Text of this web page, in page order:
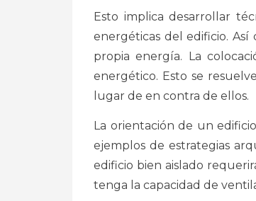
Esto implica desarrollar
energéticas del edificio.
propia energía. La
energético. Esto se
lugar de en contra de ellos.
La orientación de un
ejemplos de estrategias
edificio bien aislado
tenga la capacidad de